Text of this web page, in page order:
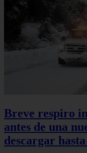
Breve respiro
antes de una
descargar